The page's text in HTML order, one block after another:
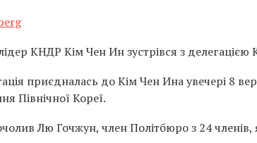
КНДР Кім Чен Ин зустрівся з делегацією
приєдналась до Кім Чен Ина увечері 8
Північної Кореї.
Лю Гочжун, член Політбюро з 24 членів,